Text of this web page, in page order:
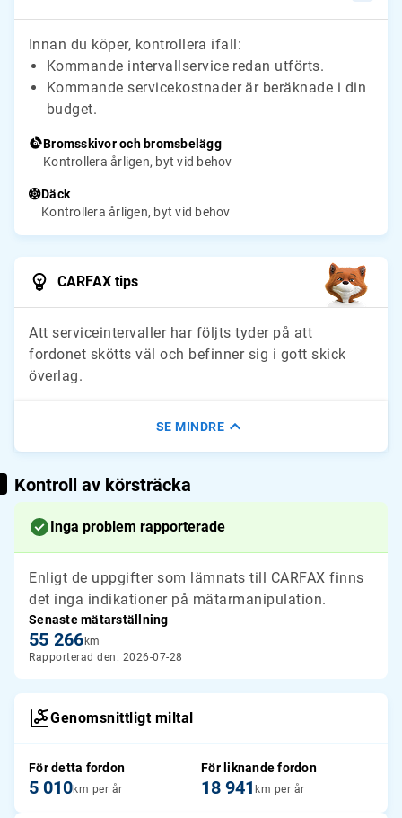
Innan du köper, kontrollera ifall:
Kommande intervallservice redan utförts.
Kommande servicekostnader är beräknade i din
budget.
Bromsskivor och bromsbelägg
Kontrollera årligen, byt vid behov
Däck
Kontrollera årligen, byt vid behov
CARFAX tips
Att serviceintervaller har följts tyder på att
fordonet skötts väl och befinner sig i gott skick
överlag.
SE MINDRE
Kontroll av körsträcka
Inga problem rapporterade
Enligt de uppgifter som lämnats till CARFAX finns
det inga indikationer på mätarmanipulation.
Senaste mätarställning
55 266 km
Rapporterad den: 2026-07-28
Genomsnittligt miltal
För detta fordon
5 010km per år
För liknande fordon
18 941 km per år